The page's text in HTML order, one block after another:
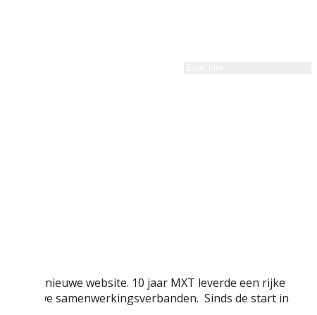
een nieuwe website. 10 jaar MXT leverde een rijke
nieuwe samenwerkingsverbanden. Sinds de start in